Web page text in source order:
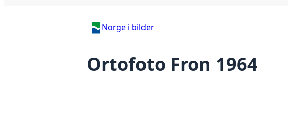
Norge i bilder
Ortofoto Fron 1964